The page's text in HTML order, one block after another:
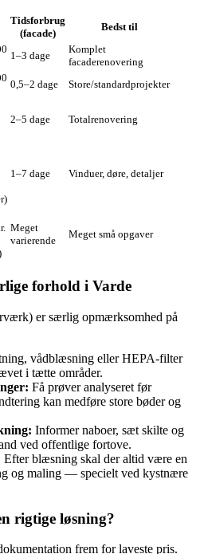
Tidsforbrug
(facade)
Bedst til
1–3 dage
Komplet
facaderenovering
0,5–2 dage Store/standardprojekter
2–5 dage Totalrenovering
1–7 dage Vinduer, døre, detaljer
Meget
varierende
Meget små opgaver
forhold i Varde
er særlig opmærksomhed på
vådblæsning eller HEPA-filter
i tætte områder.
Få prøver analyseret før
kan medføre store bøder og
Informer naboer, sæt skilte og
ved offentlige fortove.
Efter blæsning skal der altid være en
og maling — specielt ved kystnære
rigtige løsning?
frem for laveste pris.